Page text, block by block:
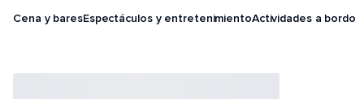
Cena y baresEspectáculos y entretenimientoActividades a bordo